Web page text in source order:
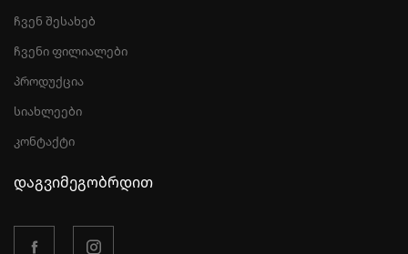
ჩვენ შესახებ
ჩვენი ფილიალები
პროდუქცია
სიახლეები
კონტაქტი
დაგვიმეგობრდით